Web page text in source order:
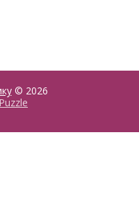
© 2026